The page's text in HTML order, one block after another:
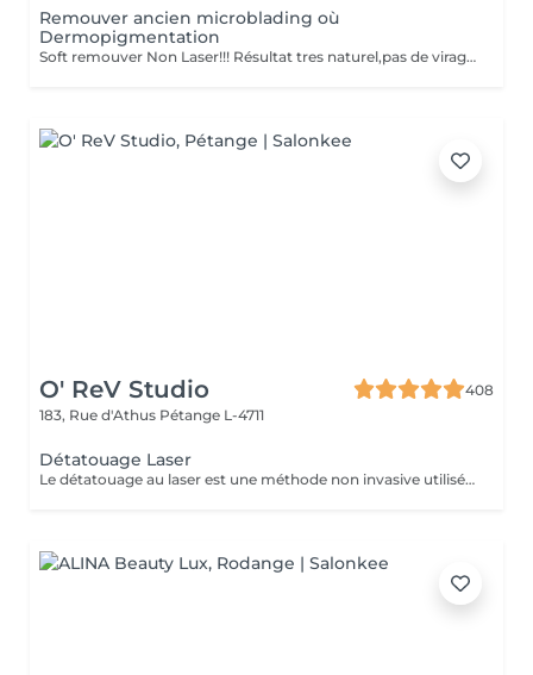
Remouver ancien microblading où
Dermopigmentation
Soft remouver Non Laser!!! Résultat tres naturel,pas de virage de la couleur,diagnostique avant le traitement
O' ReV Studio
408
183, Rue d'Athus Pétange L-4711
Détatouage Laser
Le détatouage au laser est une méthode non invasive utilisée pour enlever un tatouage de la peau en utilisant un laser. Ce processus est très populaire, car il permet de supprimer les tatouages de manière efficace tout en minimisant les risques de cicatrices. Le principe repose sur l'utilisation d e faisceaux lumineux qui fragmentent les pigments du tatouage.